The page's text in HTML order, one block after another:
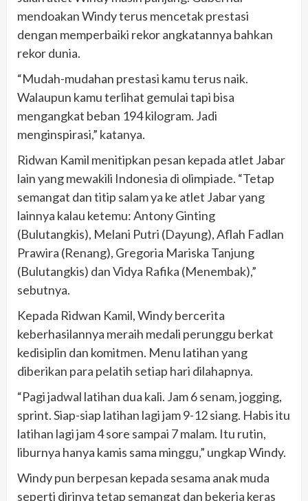
mendoakan Windy terus mencetak prestasi
dengan memperbaiki rekor angkatannya bahkan
rekor dunia.
“Mudah-mudahan prestasi kamu terus naik.
Walaupun kamu terlihat gemulai tapi bisa
mengangkat beban 194 kilogram. Jadi
menginspirasi,” katanya.
Ridwan Kamil menitipkan pesan kepada atlet Jabar
lain yang mewakili Indonesia di olimpiade. “Tetap
semangat dan titip salam ya ke atlet Jabar yang
lainnya kalau ketemu: Antony Ginting
(Bulutangkis), Melani Putri (Dayung), Aflah Fadlan
Prawira (Renang), Gregoria Mariska Tanjung
(Bulutangkis) dan Vidya Rafika (Menembak),”
sebutnya.
Kepada Ridwan Kamil, Windy bercerita
keberhasilannya meraih medali perunggu berkat
kedisiplin dan komitmen. Menu latihan yang
diberikan para pelatih setiap hari dilahapnya.
“Pagi jadwal latihan dua kali. Jam 6 senam, jogging,
sprint. Siap-siap latihan lagi jam 9-12 siang. Habis itu
latihan lagi jam 4 sore sampai 7 malam. Itu rutin,
liburnya hanya kamis sama minggu,” ungkap Windy.
Windy pun berpesan kepada sesama anak muda
seperti dirinya tetap semangat dan bekerja keras